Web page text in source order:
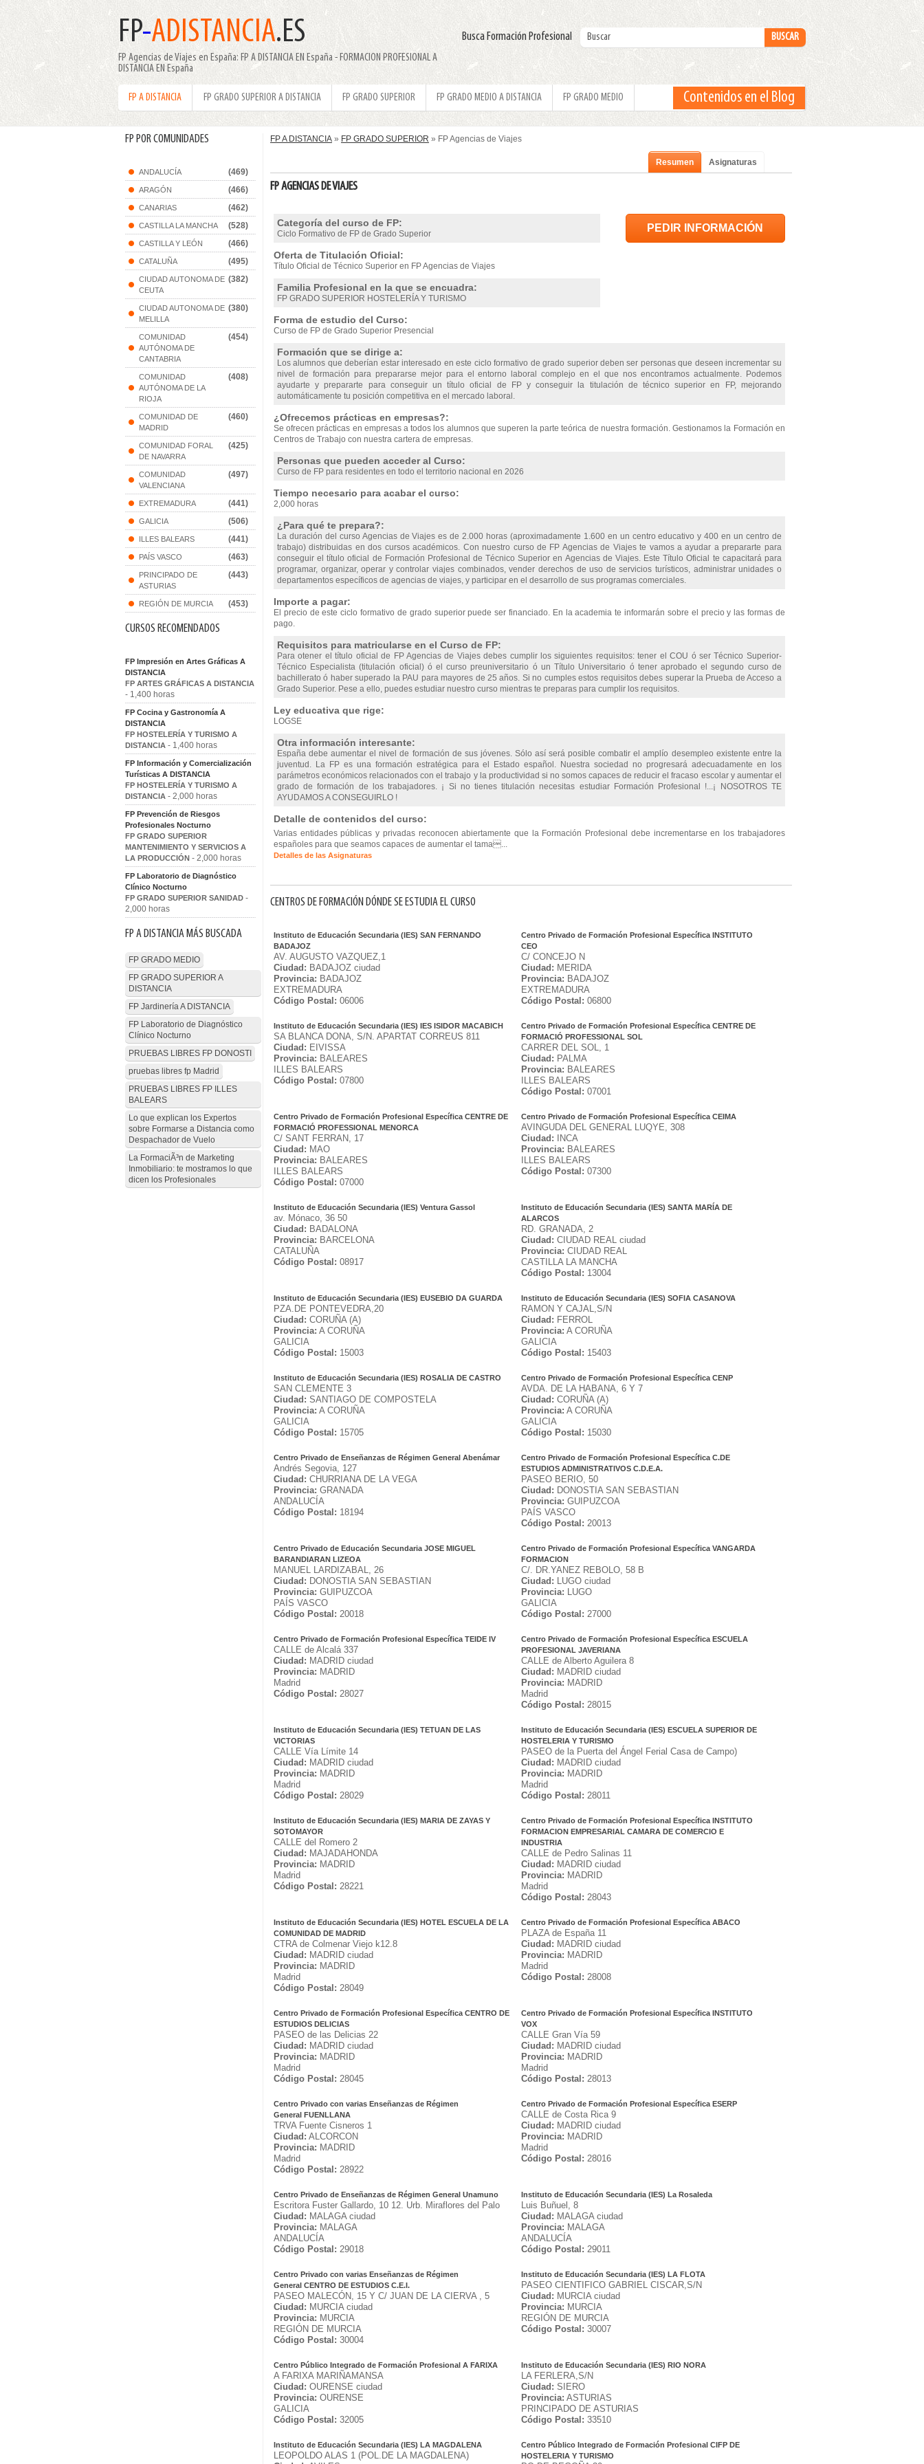
FP-ADISTANCIA.ES
FP Agencias de Viajes en España: FP A DISTANCIA EN España - FORMACION PROFESIONAL A
DISTANCIA EN España
Busca Formación Profesional
FP A DISTANCIA FP GRADO SUPERIOR A DISTANCIA FP GRADO SUPERIOR FP GRADO MEDIO A DISTANCIA FP GRADO MEDIO Contenidos en el Blog
FP POR COMUNIDADES
ANDALUCÍA (469)
ARAGÓN (466)
CANARIAS (462)
CASTILLA LA MANCHA (528)
CASTILLA Y LEÓN (466)
CATALUÑA (495)
CIUDAD AUTONOMA DE
CEUTA
(382)
CIUDAD AUTONOMA DE
MELILLA
(380)
COMUNIDAD
AUTÓNOMA DE
CANTABRIA
(454)
COMUNIDAD
AUTÓNOMA DE LA
RIOJA
(408)
COMUNIDAD DE
MADRID
(460)
COMUNIDAD FORAL
DE NAVARRA
(425)
COMUNIDAD
VALENCIANA
(497)
EXTREMADURA (441)
GALICIA (506)
ILLES BALEARS (441)
PAÍS VASCO (463)
PRINCIPADO DE
ASTURIAS
(443)
REGIÓN DE MURCIA (453)
CURSOS RECOMENDADOS
FP Impresión en Artes Gráficas A
DISTANCIA
FP ARTES GRÁFICAS A DISTANCIA
- 1,400 horas
FP Cocina y Gastronomía A
DISTANCIA
FP HOSTELERÍA Y TURISMO A
DISTANCIA - 1,400 horas
FP Información y Comercialización
Turísticas A DISTANCIA
FP HOSTELERÍA Y TURISMO A
DISTANCIA - 2,000 horas
FP Prevención de Riesgos
Profesionales Nocturno
FP GRADO SUPERIOR
MANTENIMIENTO Y SERVICIOS A
LA PRODUCCIÓN - 2,000 horas
FP Laboratorio de Diagnóstico
Clínico Nocturno
FP GRADO SUPERIOR SANIDAD -
2,000 horas
FP A DISTANCIA MÁS BUSCADA
FP GRADO MEDIO
FP GRADO SUPERIOR A
DISTANCIA
FP Jardinería A DISTANCIA
FP Laboratorio de Diagnóstico
Clínico Nocturno
PRUEBAS LIBRES FP DONOSTI
pruebas libres fp Madrid
PRUEBAS LIBRES FP ILLES
BALEARS
Lo que explican los Expertos
sobre Formarse a Distancia como
Despachador de Vuelo
La FormaciÃ³n de Marketing
Inmobiliario: te mostramos lo que
dicen los Profesionales
FP A DISTANCIA » FP GRADO SUPERIOR » FP Agencias de Viajes
Resumen Asignaturas
FP AGENCIAS DE VIAJES
PEDIR INFORMACIÓN
Categoría del curso de FP:
Ciclo Formativo de FP de Grado Superior
Oferta de Titulación Oficial:
Título Oficial de Técnico Superior en FP Agencias de Viajes
Familia Profesional en la que se encuadra:
FP GRADO SUPERIOR HOSTELERÍA Y TURISMO
Forma de estudio del Curso:
Curso de FP de Grado Superior Presencial
Formación que se dirige a:
Los alumnos que deberían estar interesado en este ciclo formativo de grado superior deben ser personas que deseen incrementar su
nivel de formación para prepararse mejor para el entorno laboral complejo en el que nos encontramos actualmente. Podemos
ayudarte y prepararte para conseguir un título oficial de FP y conseguir la titulación de técnico superior en FP, mejorando
automáticamente tu posición competitiva en el mercado laboral.
¿Ofrecemos prácticas en empresas?:
Se ofrecen prácticas en empresas a todos los alumnos que superen la parte teórica de nuestra formación. Gestionamos la Formación en
Centros de Trabajo con nuestra cartera de empresas.
Personas que pueden acceder al Curso:
Curso de FP para residentes en todo el territorio nacional en 2026
Tiempo necesario para acabar el curso:
2,000 horas
¿Para qué te prepara?:
La duración del curso Agencias de Viajes es de 2.000 horas (aproximadamente 1.600 en un centro educativo y 400 en un centro de
trabajo) distribuidas en dos cursos académicos. Con nuestro curso de FP Agencias de Viajes te vamos a ayudar a prepararte para
conseguir el título oficial de Formación Profesional de Técnico Superior en Agencias de Viajes. Este Título Oficial te capacitará para
programar, organizar, operar y controlar viajes combinados, vender derechos de uso de servicios turísticos, administrar unidades o
departamentos específicos de agencias de viajes, y participar en el desarrollo de sus programas comerciales.
Importe a pagar:
El precio de este ciclo formativo de grado superior puede ser financiado. En la academia te informarán sobre el precio y las formas de
pago.
Requisitos para matricularse en el Curso de FP:
Para otener el título oficial de FP Agencias de Viajes debes cumplir los siguientes requisitos: tener el COU ó ser Técnico Superior-
Técnico Especialista (titulación oficial) ó el curso preuniversitario ó un Título Universitario ó tener aprobado el segundo curso de
bachillerato ó haber superado la PAU para mayores de 25 años. Si no cumples estos requisitos debes superar la Prueba de Acceso a
Grado Superior. Pese a ello, puedes estudiar nuestro curso mientras te preparas para cumplir los requisitos.
Ley educativa que rige:
LOGSE
Otra información interesante:
España debe aumentar el nivel de formación de sus jóvenes. Sólo así será posible combatir el amplío desempleo existente entre la
juventud. La FP es una formación estratégica para el Estado español. Nuestra sociedad no progresará adecuadamente en los
parámetros económicos relacionados con el trabajo y la productividad si no somos capaces de reducir el fracaso escolar y aumentar el
grado de formación de los trabajadores. ¡ Si no tienes titulación necesitas estudiar Formación Profesional !...¡ NOSOTROS TE
AYUDAMOS A CONSEGUIRLO !
Detalle de contenidos del curso:
Varias entidades públicas y privadas reconocen abiertamente que la Formación Profesional debe incrementarse en los trabajadores
españoles para que seamos capaces de aumentar el tama...
Detalles de las Asignaturas
CENTROS DE FORMACIÓN DÓNDE SE ESTUDIA EL CURSO
Instituto de Educación Secundaria (IES) SAN FERNANDO
BADAJOZ
AV. AUGUSTO VAZQUEZ,1
Ciudad: BADAJOZ ciudad
Provincia: BADAJOZ
EXTREMADURA
Código Postal: 06006
Centro Privado de Formación Profesional Específica INSTITUTO
CEO
C/ CONCEJO N
Ciudad: MERIDA
Provincia: BADAJOZ
EXTREMADURA
Código Postal: 06800
Instituto de Educación Secundaria (IES) IES ISIDOR MACABICH
SA BLANCA DONA, S/N. APARTAT CORREUS 811
Ciudad: EIVISSA
Provincia: BALEARES
ILLES BALEARS
Código Postal: 07800
Centro Privado de Formación Profesional Específica CENTRE DE
FORMACIÓ PROFESSIONAL SOL
CARRER DEL SOL, 1
Ciudad: PALMA
Provincia: BALEARES
ILLES BALEARS
Código Postal: 07001
Centro Privado de Formación Profesional Específica CENTRE DE
FORMACIÓ PROFESSIONAL MENORCA
C/ SANT FERRAN, 17
Ciudad: MAO
Provincia: BALEARES
ILLES BALEARS
Código Postal: 07000
Centro Privado de Formación Profesional Específica CEIMA
AVINGUDA DEL GENERAL LUQYE, 308
Ciudad: INCA
Provincia: BALEARES
ILLES BALEARS
Código Postal: 07300
Instituto de Educación Secundaria (IES) Ventura Gassol
av. Mónaco, 36 50
Ciudad: BADALONA
Provincia: BARCELONA
CATALUÑA
Código Postal: 08917
Instituto de Educación Secundaria (IES) SANTA MARÍA DE
ALARCOS
RD. GRANADA, 2
Ciudad: CIUDAD REAL ciudad
Provincia: CIUDAD REAL
CASTILLA LA MANCHA
Código Postal: 13004
Instituto de Educación Secundaria (IES) EUSEBIO DA GUARDA
PZA.DE PONTEVEDRA,20
Ciudad: CORUÑA (A)
Provincia: A CORUÑA
GALICIA
Código Postal: 15003
Instituto de Educación Secundaria (IES) SOFIA CASANOVA
RAMON Y CAJAL,S/N
Ciudad: FERROL
Provincia: A CORUÑA
GALICIA
Código Postal: 15403
Instituto de Educación Secundaria (IES) ROSALIA DE CASTRO
SAN CLEMENTE 3
Ciudad: SANTIAGO DE COMPOSTELA
Provincia: A CORUÑA
GALICIA
Código Postal: 15705
Centro Privado de Formación Profesional Específica CENP
AVDA. DE LA HABANA, 6 Y 7
Ciudad: CORUÑA (A)
Provincia: A CORUÑA
GALICIA
Código Postal: 15030
Centro Privado de Enseñanzas de Régimen General Abenámar
Andrés Segovia, 127
Ciudad: CHURRIANA DE LA VEGA
Provincia: GRANADA
ANDALUCÍA
Código Postal: 18194
Centro Privado de Formación Profesional Específica C.DE
ESTUDIOS ADMINISTRATIVOS C.D.E.A.
PASEO BERIO, 50
Ciudad: DONOSTIA SAN SEBASTIAN
Provincia: GUIPUZCOA
PAÍS VASCO
Código Postal: 20013
Centro Privado de Educación Secundaria JOSE MIGUEL
BARANDIARAN LIZEOA
MANUEL LARDIZABAL, 26
Ciudad: DONOSTIA SAN SEBASTIAN
Provincia: GUIPUZCOA
PAÍS VASCO
Código Postal: 20018
Centro Privado de Formación Profesional Específica VANGARDA
FORMACION
C/. DR.YANEZ REBOLO, 58 B
Ciudad: LUGO ciudad
Provincia: LUGO
GALICIA
Código Postal: 27000
Centro Privado de Formación Profesional Específica TEIDE IV
CALLE de Alcalá 337
Ciudad: MADRID ciudad
Provincia: MADRID
Madrid
Código Postal: 28027
Centro Privado de Formación Profesional Específica ESCUELA
PROFESIONAL JAVERIANA
CALLE de Alberto Aguilera 8
Ciudad: MADRID ciudad
Provincia: MADRID
Madrid
Código Postal: 28015
Instituto de Educación Secundaria (IES) TETUAN DE LAS
VICTORIAS
CALLE Vía Límite 14
Ciudad: MADRID ciudad
Provincia: MADRID
Madrid
Código Postal: 28029
Instituto de Educación Secundaria (IES) ESCUELA SUPERIOR DE
HOSTELERIA Y TURISMO
PASEO de la Puerta del Ángel Ferial Casa de Campo)
Ciudad: MADRID ciudad
Provincia: MADRID
Madrid
Código Postal: 28011
Instituto de Educación Secundaria (IES) MARIA DE ZAYAS Y
SOTOMAYOR
CALLE del Romero 2
Ciudad: MAJADAHONDA
Provincia: MADRID
Madrid
Código Postal: 28221
Centro Privado de Formación Profesional Específica INSTITUTO
FORMACION EMPRESARIAL CAMARA DE COMERCIO E
INDUSTRIA
CALLE de Pedro Salinas 11
Ciudad: MADRID ciudad
Provincia: MADRID
Madrid
Código Postal: 28043
Instituto de Educación Secundaria (IES) HOTEL ESCUELA DE LA
COMUNIDAD DE MADRID
CTRA de Colmenar Viejo k12.8
Ciudad: MADRID ciudad
Provincia: MADRID
Madrid
Código Postal: 28049
Centro Privado de Formación Profesional Específica ABACO
PLAZA de España 11
Ciudad: MADRID ciudad
Provincia: MADRID
Madrid
Código Postal: 28008
Centro Privado de Formación Profesional Específica CENTRO DE
ESTUDIOS DELICIAS
PASEO de las Delicias 22
Ciudad: MADRID ciudad
Provincia: MADRID
Madrid
Código Postal: 28045
Centro Privado de Formación Profesional Específica INSTITUTO
VOX
CALLE Gran Vía 59
Ciudad: MADRID ciudad
Provincia: MADRID
Madrid
Código Postal: 28013
Centro Privado con varias Enseñanzas de Régimen
General FUENLLANA
TRVA Fuente Cisneros 1
Ciudad: ALCORCON
Provincia: MADRID
Madrid
Código Postal: 28922
Centro Privado de Formación Profesional Específica ESERP
CALLE de Costa Rica 9
Ciudad: MADRID ciudad
Provincia: MADRID
Madrid
Código Postal: 28016
Centro Privado de Enseñanzas de Régimen General Unamuno
Escritora Fuster Gallardo, 10 12. Urb. Miraflores del Palo
Ciudad: MALAGA ciudad
Provincia: MALAGA
ANDALUCÍA
Código Postal: 29018
Instituto de Educación Secundaria (IES) La Rosaleda
Luis Buñuel, 8
Ciudad: MALAGA ciudad
Provincia: MALAGA
ANDALUCÍA
Código Postal: 29011
Centro Privado con varias Enseñanzas de Régimen
General CENTRO DE ESTUDIOS C.E.I.
PASEO MALECÓN, 15 Y C/ JUAN DE LA CIERVA , 5
Ciudad: MURCIA ciudad
Provincia: MURCIA
REGIÓN DE MURCIA
Código Postal: 30004
Instituto de Educación Secundaria (IES) LA FLOTA
PASEO CIENTIFICO GABRIEL CISCAR,S/N
Ciudad: MURCIA ciudad
Provincia: MURCIA
REGIÓN DE MURCIA
Código Postal: 30007
Centro Público Integrado de Formación Profesional A FARIXA
A FARIXA MARIÑAMANSA
Ciudad: OURENSE ciudad
Provincia: OURENSE
GALICIA
Código Postal: 32005
Instituto de Educación Secundaria (IES) RIO NORA
LA FERLERA,S/N
Ciudad: SIERO
Provincia: ASTURIAS
PRINCIPADO DE ASTURIAS
Código Postal: 33510
Instituto de Educación Secundaria (IES) LA MAGDALENA
LEOPOLDO ALAS 1 (POL.DE LA MAGDALENA)
Centro Público Integrado de Formación Profesional CIFP DE
HOSTELERIA Y TURISMO